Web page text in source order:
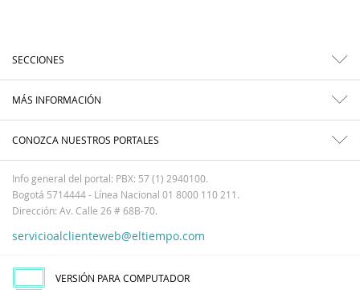
SECCIONES
MÁS INFORMACIÓN
CONOZCA NUESTROS PORTALES
Info general del portal: PBX: 57 (1) 2940100.
Bogotá 5714444 - Línea Nacional 01 8000 110 211.
Dirección: Av. Calle 26 # 68B-70.
servicioalclienteweb@eltiempo.com
VERSIÓN PARA COMPUTADOR